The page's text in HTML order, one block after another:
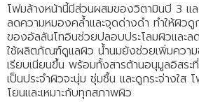
โฟมล้างหน้านี้มีส่วนผสมของวิตามินบี 3 แ
ลดความหมองคล้ำและจุดด่างดำ ทำให้ผิวดู
ของอัลลันโทอินช่วยปลอบประโลมผิวและล
ใช้ผลิตภัณฑ์ดูแลผิว น้ำนมยังช่วยเพิ่มความ
เรียบเนียนขึ้น พร้อมทั้งสารต้านอนุมูลอิสระ
เป็นประจำผิวจะนุ่ม ชุ่มชื้น และดูกระจ่างใส
โยนและเหมาะกับทุกสภาพผิว